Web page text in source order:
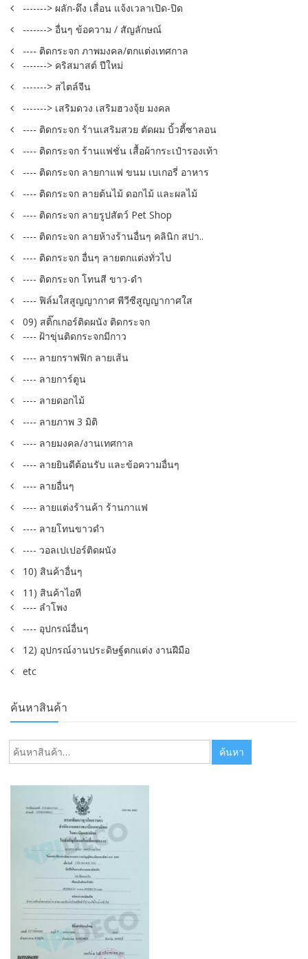
-------> ผลัก-ดึง เลื่อน แจ้งเวลาเปิด-ปิด
-------> อื่นๆ ข้อความ / สัญลักษณ์
---- ติดกระจก ภาพมงคล/ตกแต่งเทศกาล
-------> คริสมาสต์ ปีใหม่
-------> สไตล์จีน
-------> เสริมดวง เสริมฮวงจุ้ย มงคล
---- ติดกระจก ร้านเสริมสวย ตัดผม บิ้วตี้ซาลอน
---- ติดกระจก ร้านแฟชั่น เสื้อผ้ากระเป๋ารองเท้า
---- ติดกระจก ลายกาแฟ ขนม เบเกอรี่ อาหาร
---- ติดกระจก ลายต้นไม้ ดอกไม้ และผลไม้
---- ติดกระจก ลายรูปสัตว์ Pet Shop
---- ติดกระจก ลายห้างร้านอื่นๆ คลินิก สปา..
---- ติดกระจก อื่นๆ ลายตกแต่งทั่วไป
---- ติดกระจก โทนสี ขาว-ดำ
---- ฟิล์มใสสูญญากาศ พีวีซีสูญญากาศใส
09) สติ๊กเกอร์ติดผนัง ติดกระจก
---- ฝ้าขุ่นติดกระจกมีกาว
---- ลายกราฟฟิก ลายเส้น
---- ลายการ์ตูน
---- ลายดอกไม้
---- ลายภาพ 3 มิติ
---- ลายมงคล/งานเทศกาล
---- ลายยินดีต้อนรับ และข้อความอื่นๆ
---- ลายอื่นๆ
---- ลายแต่งร้านค้า ร้านกาแฟ
---- ลายโทนขาวดำ
---- วอลเปเปอร์ติดผนัง
10) สินค้าอื่นๆ
11) สินค้าไอที
---- ลำโพง
---- อุปกรณ์อื่นๆ
12) อุปกรณ์งานประดิษฐ์ตกแต่ง งานฝีมือ
etc
ค้นหาสินค้า
ค้นหา: ค้นหา